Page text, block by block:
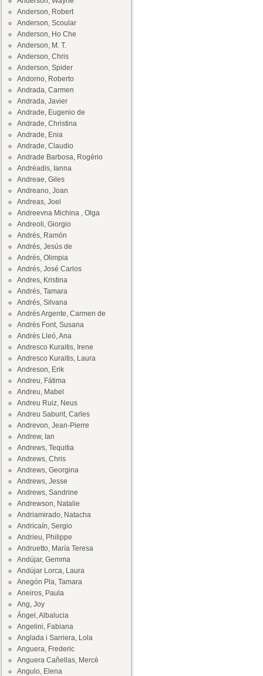
Anderson, Robert
Anderson, Scoular
Anderson, Ho Che
Anderson, M. T.
Anderson, Chris
Anderson, Spider
Andorno, Roberto
Andrada, Carmen
Andrada, Javier
Andrade, Eugenio de
Andrade, Christina
Andrade, Enia
Andrade, Claudio
Andrade Barbosa, Rogério
Andréadis, Ianna
Andreae, Giles
Andreano, Joan
Andreas, Joel
Andreevna Michina , Olga
Andreoli, Giorgio
Andrés, Ramón
Andrés, Jesús de
Andrés, Olimpia
Andrés, José Carlos
Andres, Kristina
Andrés, Tamara
Andrés, Silvana
Andrés Argente, Carmen de
Andrès Font, Susana
Andrés Lleó, Ana
Andresco Kuraitis, Irene
Andresco Kuraitis, Laura
Andreson, Erik
Andreu, Fátima
Andreu, Mabel
Andreu Ruiz, Neus
Andreu Saburit, Carles
Andrevon, Jean-Pierre
Andrew, Ian
Andrews, Tequitia
Andrews, Chris
Andrews, Georgina
Andrews, Jesse
Andrews, Sandrine
Andrewson, Natalie
Andriamirado, Natacha
Andricaín, Sergio
Andrieu, Philippe
Andruetto, María Teresa
Andújar, Gemma
Andújar Lorca, Laura
Anegón Pla, Tamara
Aneiros, Paula
Ang, Joy
Ángel, Albalucia
Angelini, Fabiana
Anglada i Sarriera, Lola
Anguera, Frederic
Anguera Cañellas, Mercè
Angulo, Elena